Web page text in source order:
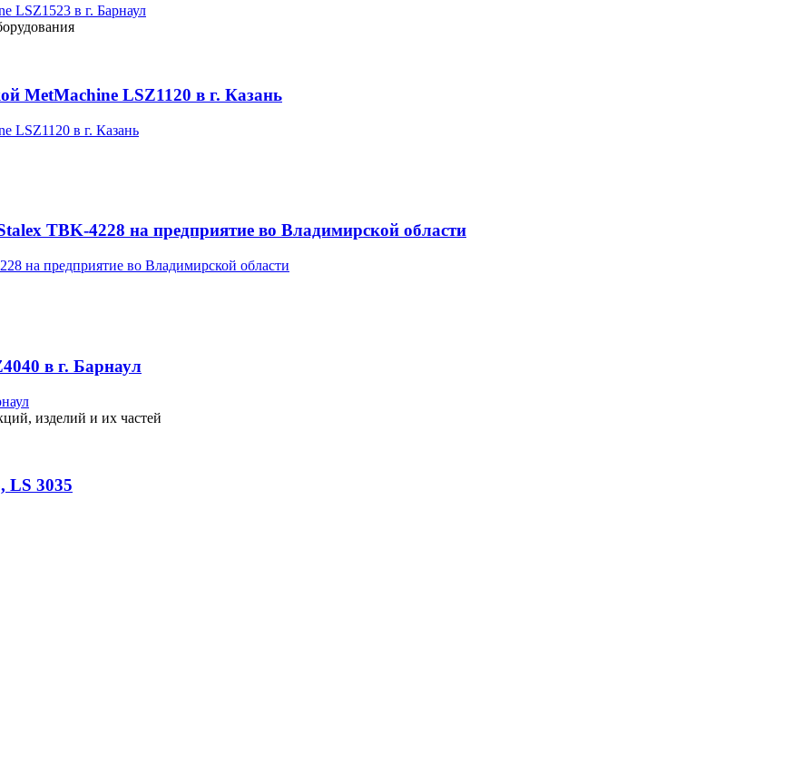
MetMachine LSZ1120 в г. Казань
TBK-4228 на предприятие во Владимирской области
в г. Барнаул
изделий и их частей
LS 3035